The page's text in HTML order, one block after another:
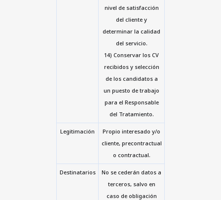
nivel de satisfacción
del cliente y
determinar la calidad
del servicio.
14) Conservar los CV
recibidos y selección
de los candidatos a
un puesto de trabajo
para el Responsable
del Tratamiento.
Legitimación
Propio interesado y/o
cliente, precontractual
o contractual.
Destinatarios
No se cederán datos a
terceros, salvo en
caso de obligación